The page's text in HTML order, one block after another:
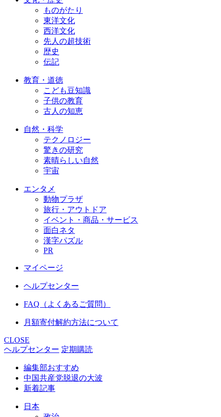
ものがたり
東洋文化
西洋文化
先人の超技術
歴史
伝記
教育・道徳
こども豆知識
子供の教育
古人の知恵
自然・科学
テクノロジー
驚きの研究
素晴らしい自然
宇宙
エンタメ
動物プラザ
旅行・アウトドア
イベント・商品・サービス
面白ネタ
漢字パズル
PR
マイページ
ヘルプセンター
FAQ（よくあるご質問）
月額寄付解約方法について
CLOSE
ヘルプセンター 定期購読
編集部おすすめ
中国共産党脱退の大波
新着記事
日本